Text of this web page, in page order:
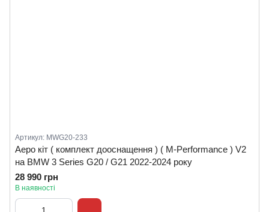
Артикул: MWG20-233
Аеро кіт ( комплект дооснащення ) ( M-Performance ) V2
на BMW 3 Series G20 / G21 2022-2024 року
28 990 грн
В наявності